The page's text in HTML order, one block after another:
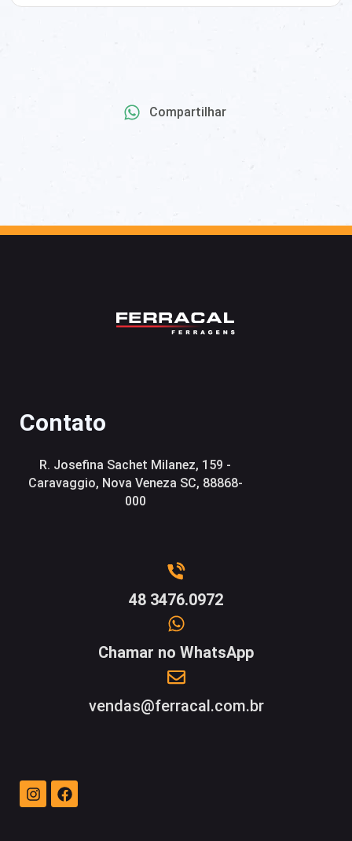
Compartilhar
Contato
R. Josefina Sachet Milanez, 159 -
Caravaggio, Nova Veneza SC, 88868-
000
48 3476.0972
Chamar no WhatsApp
vendas@ferracal.com.br